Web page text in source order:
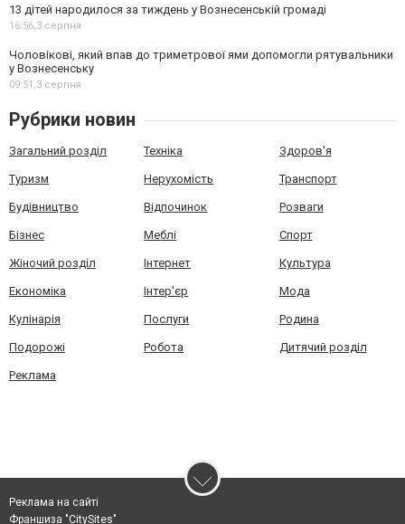
13 дітей народилося за тиждень у Вознесенській громаді
16:56,3 серпня
Чоловікові, який впав до триметрової ями допомогли рятувальники
у Вознесенську
09:51,3 серпня
Рубрики новин
Загальний розділ Техніка Здоров'я
Туризм Нерухомість Транспорт
Будівництво Відпочинок Розваги
Бізнес Меблі Спорт
Жіночий розділ Інтернет Культура
Економіка Інтер'єр Мода
Кулінарія Послуги Родина
Подорожі Робота Дитячий розділ
Реклама
Реклама на сайті
Франшиза "CitySites"